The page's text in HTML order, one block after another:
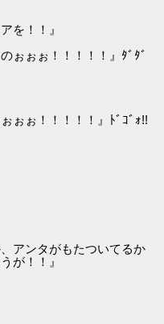
を！！』
ぉぉぉ！！！！！』ﾀﾞﾀﾞ
ぉぉ！！！！！』ﾄﾞｺﾞｫ!!
アンタがもたついてるか
が！！』